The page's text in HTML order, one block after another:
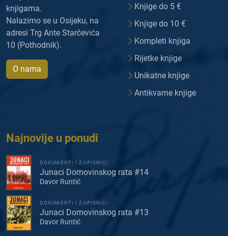
knjigama.
Nalazimo se u Osijeku, na
adresi Trg Ante Starčevića
10 (Pothodnik).
O nama
Knjige do 5 €
Knjige do 10 €
Kompleti knjiga
Rijetke knjige
Unikatne knjige
Antikvarne knjige
Najnovije u ponudi
DOKUMENTI I ZAPISNICI
Junaci Domovinskog rata #14
Davor Runtić
DOKUMENTI I ZAPISNICI
Junaci Domovinskog rata #13
Davor Runtić